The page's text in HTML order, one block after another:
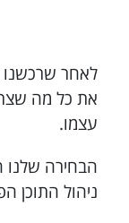
לאחר שרכשנו
את כל מה
עצמו.
הבחירה שלנו
ניהול התוכן